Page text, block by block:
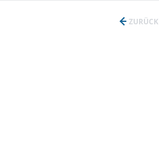
ZURÜCK